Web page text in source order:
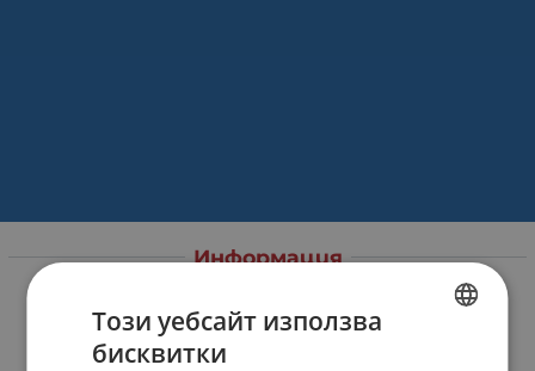
Информация
Магазини
Този уебсайт използва
бисквитки